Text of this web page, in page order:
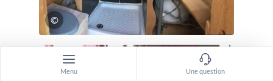
©
Menu Une question